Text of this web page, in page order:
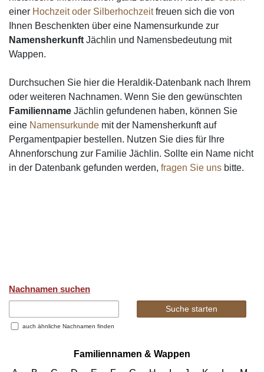
einer Hochzeit oder Silberhochzeitfreuen sich die von
Ihnen Beschenkten über eine Namensurkunde zur
Namensherkunft Jächlin und Namensbedeutung mit
Wappen.
Durchsuchen Sie hier die Heraldik-Datenbank nach Ihrem
oder weiteren Nachnamen. Wenn Sie den gewünschten
Familienname Jächlin gefundenen haben, können Sie
eine Namensurkunde mit der Namensherkunft auf
Pergamentpapier bestellen. Nutzen Sie dies für Ihre
Ahnenforschung zur Familie Jächlin. Sollte ein Name nicht
in der Datenbank gefunden werden, fragen Sie uns bitte.
Nachnamen suchen
auch ähnliche Nachnamen finden
Familiennamen & Wappen